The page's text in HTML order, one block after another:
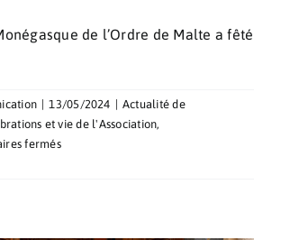
de l’Ordre de Malte a fêté
| 13/05/2024 | Actualité de
et vie de l'Association,
ferméssur